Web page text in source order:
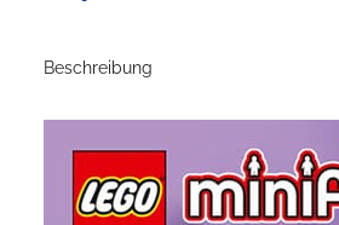
Beschreibung